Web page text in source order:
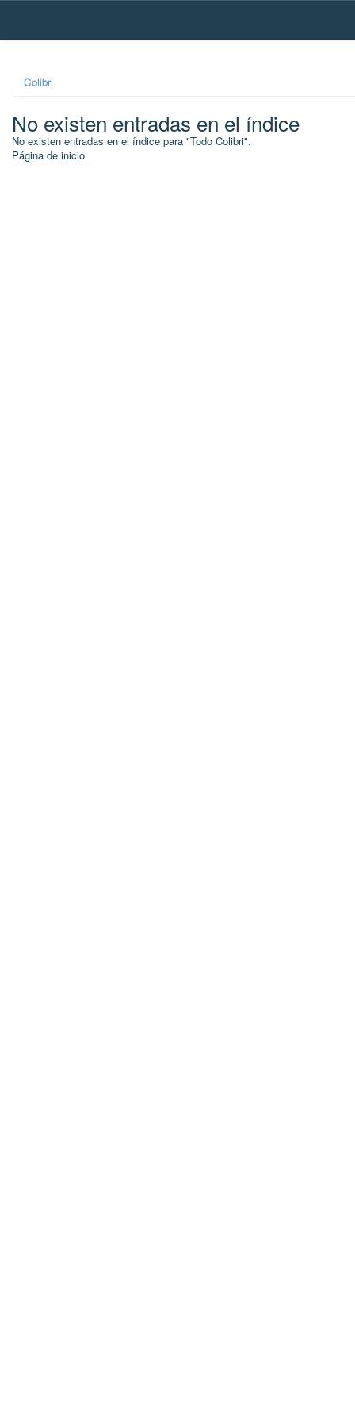
Skip
Colibri
No existen entradas en el índice
No existen entradas en el índice para "Todo Colibri".
Página de inicio